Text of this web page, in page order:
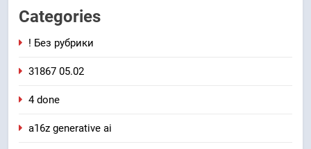
Categories
! Без рубрики
31867 05.02
4 done
a16z generative ai